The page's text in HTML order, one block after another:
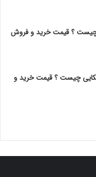
چیست ؟ قیمت خرید و فروش
چیست ؟ قیمت خرید و